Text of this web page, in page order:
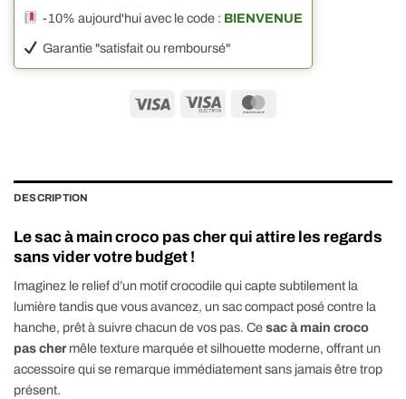
-10% aujourd'hui avec le code : BIENVENUE
Garantie "satisfait ou remboursé"
Visa
Visa
DESCRIPTION
Le sac à main croco pas cher qui attire les regards
sans vider votre budget !
Imaginez le relief d’un motif crocodile qui capte subtilement la
lumière tandis que vous avancez, un sac compact posé contre la
hanche, prêt à suivre chacun de vos pas. Cesac à main croco
pas chermêle texture marquée et silhouette moderne, offrant un
accessoire qui se remarque immédiatement sans jamais être trop
présent.